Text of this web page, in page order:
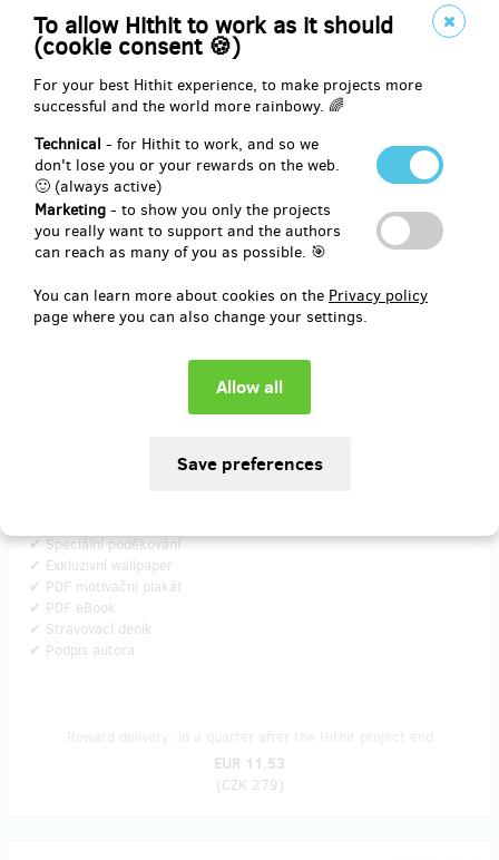
To allow Hithit to work as it should
(cookie consent 🍪)
For your best Hithit experience, to make projects more
successful and the world more rainbowy. 🌈
Technical - for Hithit to work, and so we
don't lose you or your rewards on the web.
🙂 (always active)
Marketing - to show you only the projects
you really want to support and the authors
can reach as many of you as possible. 🎯
You can learn more about cookies on the Privacy policy
page where you can also change your settings.
✔ Speciální poděkování
✔ Exkluzivní wallpaper
✔ PDF eBook
✔ Stravovací deník
Reward delivery: in a quarter after the Hithit project end
EUR 10.71
( CZK 259)
🖊️ Deník + podpis autora osobně předaný
Chcete svůj deník s podpisem? Tištěná verze Stravovacího deníku
✔ Speciální poděkování
✔ Exkluzivní wallpaper
✔ PDF motivační plakát
✔ PDF eBook
✔ Stravovací deník
✔ Podpis autora
EUR 11.53
(CZK 279)